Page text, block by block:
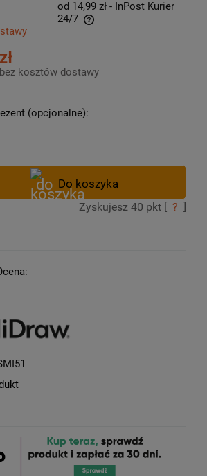
od 14,99 zł - InPost Kurier
24/7
kosztów płatności
kosztów dostawy
(opcjonalne):
Zyskujesz 40 pkt [ ? ]